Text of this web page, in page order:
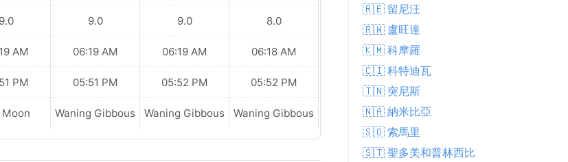
9.0
AM
PM
Moon
9.0
06:19 AM
05:51 PM
Waning Gibbous
9.0
06:19 AM
05:52 PM
Waning Gibbous
8.0
06:18 AM
05:52 PM
Waning Gibbous
06:18 AM
Waning Gibbous
🇷🇪 留尼汪
🇷🇼 盧旺達
🇰🇲 科摩羅
🇨🇮 科特迪瓦
🇹🇳 突尼斯
🇳🇦 納米比亞
🇸🇴 索馬里
🇸🇹 聖多美和普林西比